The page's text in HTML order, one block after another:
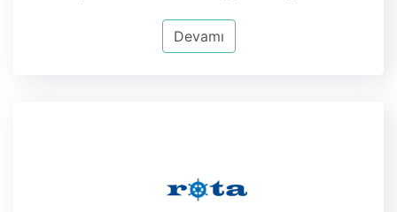
Devamı